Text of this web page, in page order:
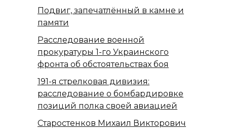
Подвиг, запечатлённый в камне и
памяти
Расследование военной
прокуратуры 1-го Украинского
фронта об обстоятельствах боя
191-я стрелковая дивизия:
расследование о бомбардировке
позиций полка своей авиацией
Старостенков Михаил Викторович